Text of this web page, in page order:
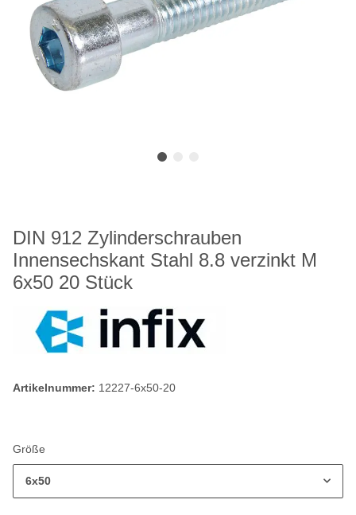
DIN 912 Zylinderschrauben
Innensechskant Stahl 8.8 verzinkt M
6x50 20 Stück
Artikelnummer: 12227-6x50-20
Größe
6x50